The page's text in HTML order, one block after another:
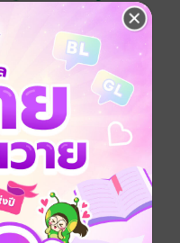
แชร์
วสวยที่ยกขบวนความ
โดยเฉพาะ พบกันเป็น
interactive media
04 กรกฎาคม 2557
108 หน้า